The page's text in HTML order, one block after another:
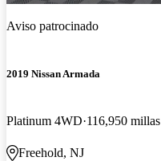
Aviso patrocinado
2019 Nissan Armada
Platinum 4WD 116,950 millas
Freehold, NJ